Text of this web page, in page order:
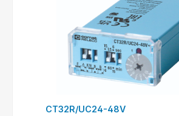
CT32R/UC24-48V